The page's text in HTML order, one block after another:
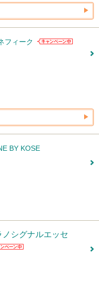
フィーク
BY KOSE
ノシグナルエッセ